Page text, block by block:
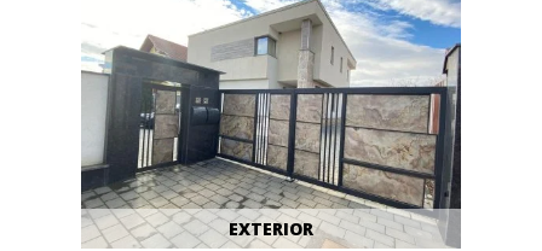
EXTERIOR